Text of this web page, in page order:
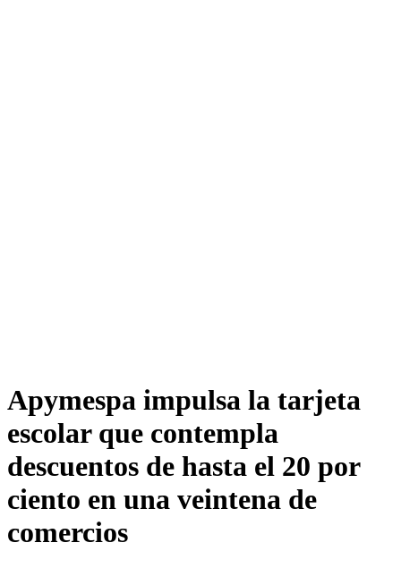
Apymespa impulsa la tarjeta
escolar que contempla
descuentos de hasta el 20 por
ciento en una veintena de
comercios